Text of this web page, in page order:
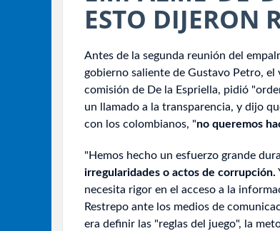
ESTO DIJERON
Antes de la segunda reunión del
gobierno saliente de Gustavo Petro, el
comisión de De la Espriella, pidió
un llamado a la transparencia, y dijo
con los colombianos, "no queremos
"Hemos hecho un esfuerzo grande
irregularidades o actos de corrupción.
necesita rigor en el acceso a la
Restrepo ante los medios de
era definir las "reglas del juego", la